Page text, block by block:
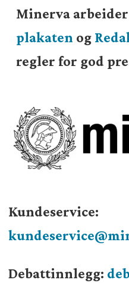
Minerva
plakaten og
regler for god
Kundeservice:
Debattinnlegg: